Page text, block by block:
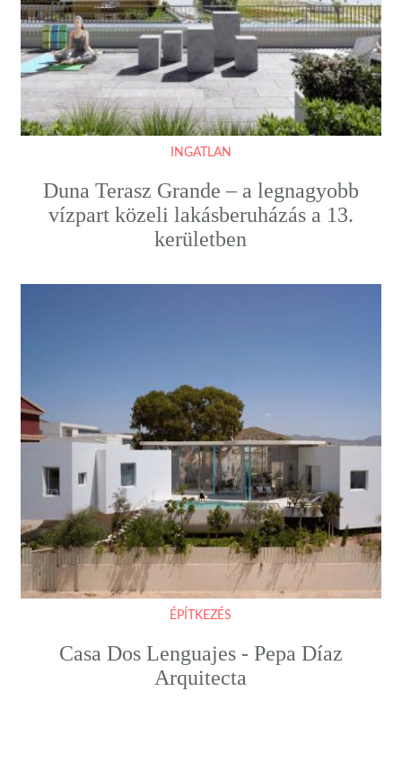
INGATLAN
Duna Terasz Grande – a legnagyobb
vízpart közeli lakásberuházás a 13.
kerületben
ÉPÍTKEZÉS
Casa Dos Lenguajes - Pepa Díaz
Arquitecta